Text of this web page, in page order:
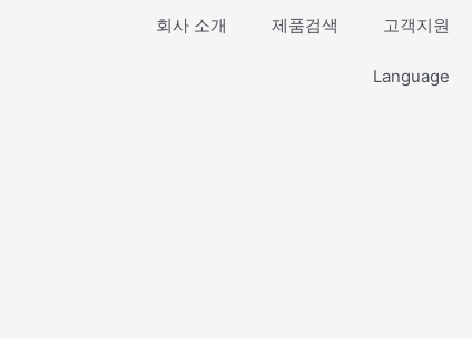
회사 소개 제품검색 고객지원
Language